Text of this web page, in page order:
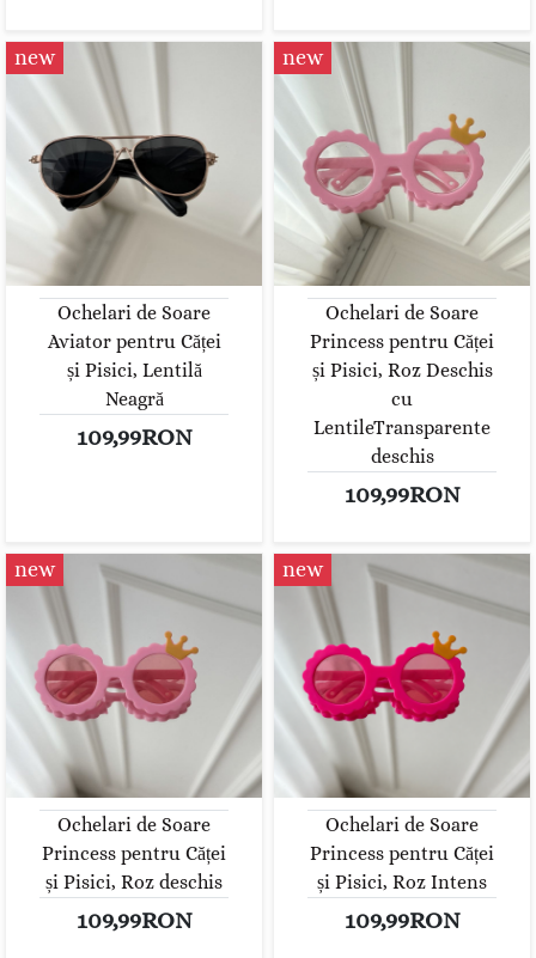
new
Ochelari de Soare
Aviator pentru Căței
și Pisici, Lentilă
Neagră
109,99RON
new
Ochelari de Soare
Princess pentru Căței
și Pisici, Roz Deschis
cu
LentileTransparente
deschis
109,99RON
new
Ochelari de Soare
Princess pentru Căței
și Pisici, Roz deschis
109,99RON
new
Ochelari de Soare
Princess pentru Căței
și Pisici, Roz Intens
109,99RON